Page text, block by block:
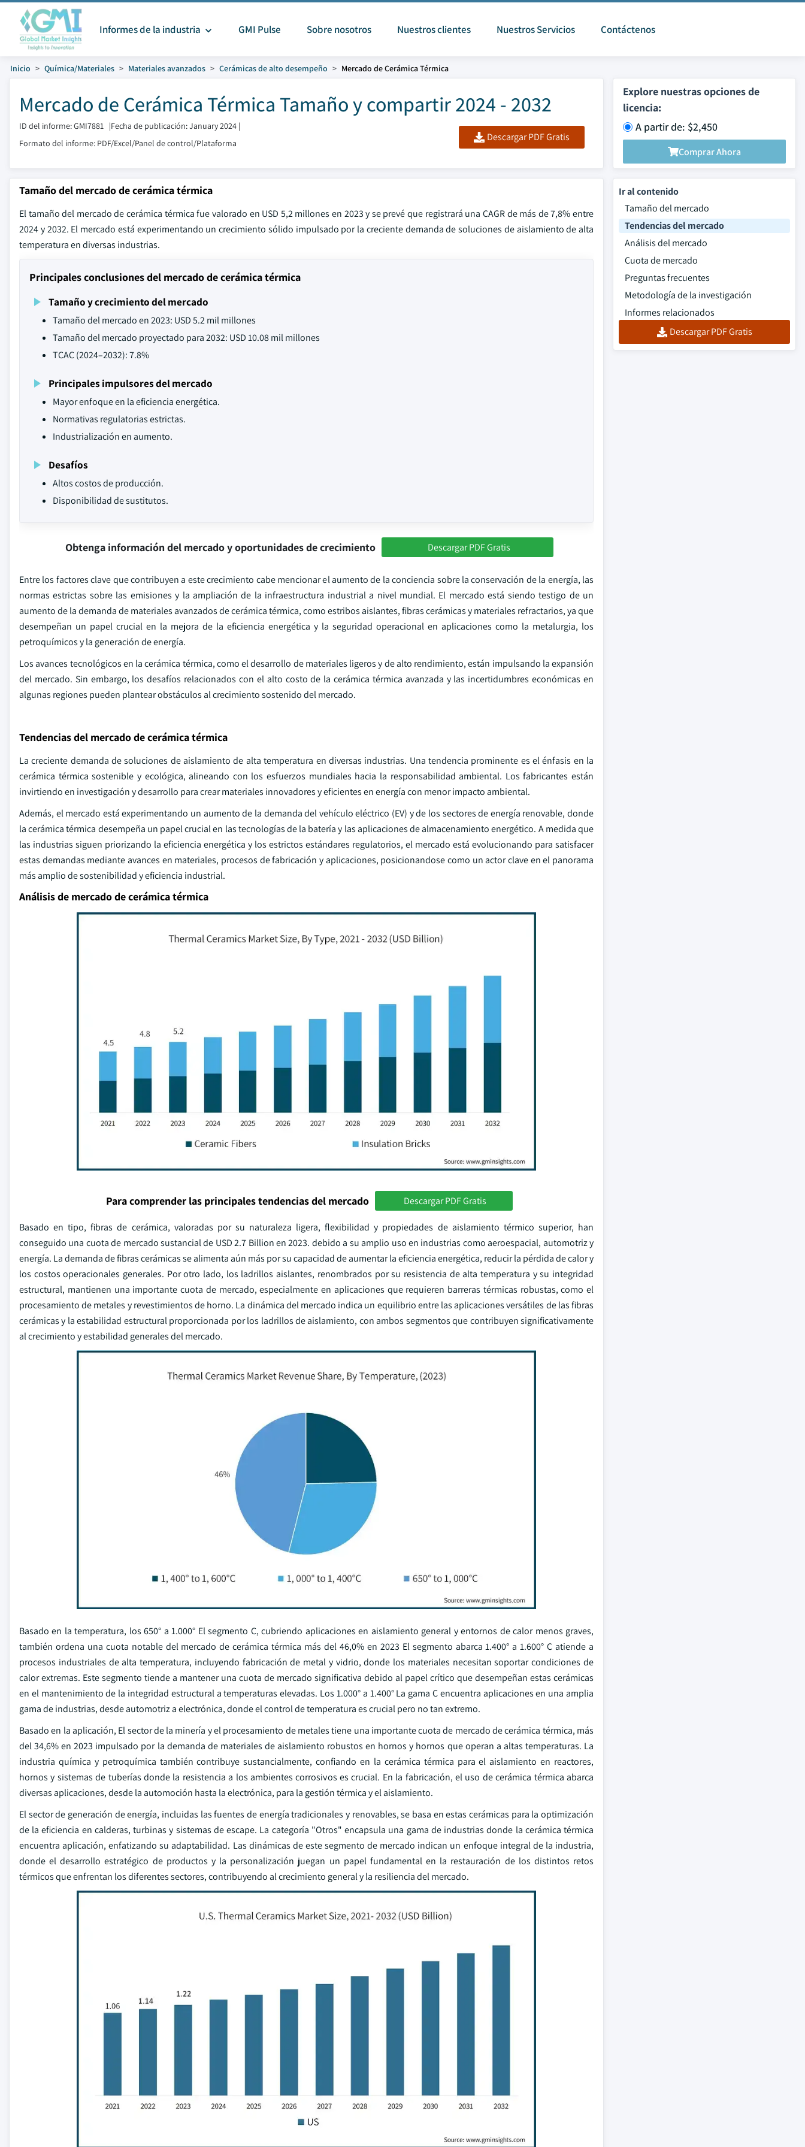
Informes de la industria GMI Pulse Sobre nosotros Nuestros clientes Nuestros Servicios Contáctenos
Inicio Química/Materiales Materiales avanzados Cerámicas de alto desempeño Mercado de Cerámica Térmica
Mercado de Cerámica Térmica Tamaño y compartir 2024 - 2032
ID del informe: GMI7881 |Fecha de publicación: January 2024 |
Formato del informe: PDF/Excel/Panel de control/Plataforma
Descargar PDF Gratis
Explore nuestras opciones de
licencia:
A partir de: $2,450
Comprar Ahora
Tamaño del mercado de cerámica térmica
El tamaño del mercado de cerámica térmica fue valorado en USD 5,2 millones en 2023 y se prevé que registrará una CAGR de más de 7,8% entre
2024 y 2032. El mercado está experimentando un crecimiento sólido impulsado por la creciente demanda de soluciones de aislamiento de alta
temperatura en diversas industrias.
Principales conclusiones del mercado de cerámica térmica
Tamaño y crecimiento del mercado
Tamaño del mercado en 2023: USD 5.2 mil millones
Tamaño del mercado proyectado para 2032: USD 10.08 mil millones
TCAC (2024–2032): 7.8%
Principales impulsores del mercado
Mayor enfoque en la eficiencia energética.
Normativas regulatorias estrictas.
Industrialización en aumento.
Desafíos
Altos costos de producción.
Disponibilidad de sustitutos.
Obtenga información del mercado y oportunidades de crecimiento Descargar PDF Gratis
Entre los factores clave que contribuyen a este crecimiento cabe mencionar el aumento de la conciencia sobre la conservación de la energía, las
normas estrictas sobre las emisiones y la ampliación de la infraestructura industrial a nivel mundial. El mercado está siendo testigo de un
aumento de la demanda de materiales avanzados de cerámica térmica, como estribos aislantes, fibras cerámicas y materiales refractarios, ya que
desempeñan un papel crucial en la mejora de la eficiencia energética y la seguridad operacional en aplicaciones como la metalurgia, los
petroquímicos y la generación de energía.
Los avances tecnológicos en la cerámica térmica, como el desarrollo de materiales ligeros y de alto rendimiento, están impulsando la expansión
del mercado. Sin embargo, los desafíos relacionados con el alto costo de la cerámica térmica avanzada y las incertidumbres económicas en
algunas regiones pueden plantear obstáculos al crecimiento sostenido del mercado.
Tendencias del mercado de cerámica térmica
La creciente demanda de soluciones de aislamiento de alta temperatura en diversas industrias. Una tendencia prominente es el énfasis en la
cerámica térmica sostenible y ecológica, alineando con los esfuerzos mundiales hacia la responsabilidad ambiental. Los fabricantes están
invirtiendo en investigación y desarrollo para crear materiales innovadores y eficientes en energía con menor impacto ambiental.
Además, el mercado está experimentando un aumento de la demanda del vehículo eléctrico (EV) y de los sectores de energía renovable, donde
la cerámica térmica desempeña un papel crucial en las tecnologías de la batería y las aplicaciones de almacenamiento energético. A medida que
las industrias siguen priorizando la eficiencia energética y los estrictos estándares regulatorios, el mercado está evolucionando para satisfacer
estas demandas mediante avances en materiales, procesos de fabricación y aplicaciones, posicionandose como un actor clave en el panorama
más amplio de sostenibilidad y eficiencia industrial.
Análisis de mercado de cerámica térmica
Para comprender las principales tendencias del mercado Descargar PDF Gratis
Basado en tipo, fibras de cerámica, valoradas por su naturaleza ligera, flexibilidad y propiedades de aislamiento térmico superior, han
conseguido una cuota de mercado sustancial de USD 2.7 Billion en 2023. debido a su amplio uso en industrias como aeroespacial, automotriz y
energía. La demanda de fibras cerámicas se alimenta aún más por su capacidad de aumentar la eficiencia energética, reducir la pérdida de calor y
los costos operacionales generales. Por otro lado, los ladrillos aislantes, renombrados por su resistencia de alta temperatura y su integridad
estructural, mantienen una importante cuota de mercado, especialmente en aplicaciones que requieren barreras térmicas robustas, como el
procesamiento de metales y revestimientos de horno. La dinámica del mercado indica un equilibrio entre las aplicaciones versátiles de las fibras
cerámicas y la estabilidad estructural proporcionada por los ladrillos de aislamiento, con ambos segmentos que contribuyen significativamente
al crecimiento y estabilidad generales del mercado.
Basado en la temperatura, los 650° a 1.000° El segmento C, cubriendo aplicaciones en aislamiento general y entornos de calor menos graves,
también ordena una cuota notable del mercado de cerámica térmica más del 46,0% en 2023 El segmento abarca 1.400° a 1.600° C atiende a
procesos industriales de alta temperatura, incluyendo fabricación de metal y vidrio, donde los materiales necesitan soportar condiciones de
calor extremas. Este segmento tiende a mantener una cuota de mercado significativa debido al papel crítico que desempeñan estas cerámicas
en el mantenimiento de la integridad estructural a temperaturas elevadas. Los 1.000° a 1.400° La gama C encuentra aplicaciones en una amplia
gama de industrias, desde automotriz a electrónica, donde el control de temperatura es crucial pero no tan extremo.
Basado en la aplicación, El sector de la minería y el procesamiento de metales tiene una importante cuota de mercado de cerámica térmica, más
del 34,6% en 2023 impulsado por la demanda de materiales de aislamiento robustos en hornos y hornos que operan a altas temperaturas. La
industria química y petroquímica también contribuye sustancialmente, confiando en la cerámica térmica para el aislamiento en reactores,
hornos y sistemas de tuberías donde la resistencia a los ambientes corrosivos es crucial. En la fabricación, el uso de cerámica térmica abarca
diversas aplicaciones, desde la automoción hasta la electrónica, para la gestión térmica y el aislamiento.
El sector de generación de energía, incluidas las fuentes de energía tradicionales y renovables, se basa en estas cerámicas para la optimización
de la eficiencia en calderas, turbinas y sistemas de escape. La categoría "Otros" encapsula una gama de industrias donde la cerámica térmica
encuentra aplicación, enfatizando su adaptabilidad. Las dinámicas de este segmento de mercado indican un enfoque integral de la industria,
donde el desarrollo estratégico de productos y la personalización juegan un papel fundamental en la restauración de los distintos retos
térmicos que enfrentan los diferentes sectores, contribuyendo al crecimiento general y la resiliencia del mercado.
Ir al contenido
Tamaño del mercado
Tendencias del mercado
Análisis del mercado
Cuota de mercado
Preguntas frecuentes
Metodología de la investigación
Informes relacionados
Descargar PDF Gratis